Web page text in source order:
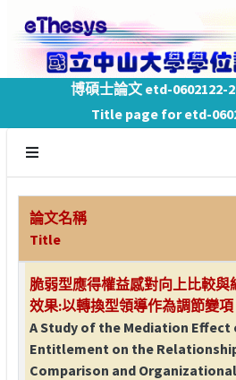
博碩士論文 etd-0602122-
Title page for etd-
論文名稱
Title
脆弱型應得權益感對向上比較與
效果:以轉換型領導作為調節變項
A Study of the Mediation
Entitlement on the
Comparison and